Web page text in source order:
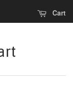
Cart